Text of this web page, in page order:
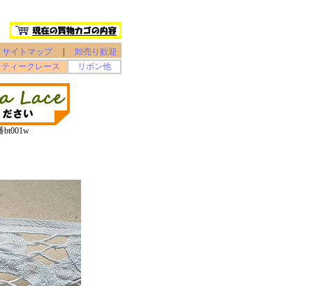
イトマップ| 卸売り歓迎
ィークレース
リボン他